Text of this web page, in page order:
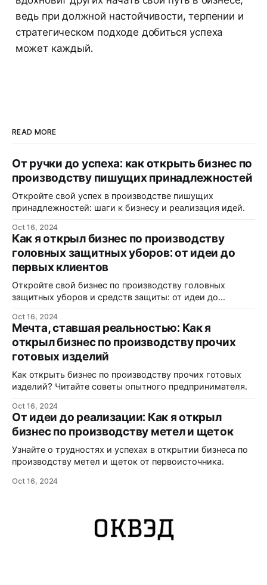
ведь при должной настойчивости, терпении и
стратегическом подходе добиться успеха
может каждый.
READ MORE
От ручки до успеха: как открыть бизнес по
производству пишущих принадлежностей
Откройте свой успех в производстве пишущих
принадлежностей: шаги к бизнесу и реализация идей.
Oct 16, 2024
Как я открыл бизнес по производству
головных защитных уборов: от идеи до
первых клиентов
Откройте свой бизнес по производству головных
защитных уборов и средств защиты: от идеи до
Oct 16, 2024
Мечта, ставшая реальностью: Как я
открыл бизнес по производству прочих
готовых изделий
Как открыть бизнес по производству прочих готовых
изделий? Читайте советы опытного предпринимателя.
Oct 16, 2024
От идеи до реализации: Как я открыл
бизнес по производству метел и щеток
Узнайте о трудностях и успехах в открытии бизнеса по
производству метел и щеток от первоисточника.
Oct 16, 2024